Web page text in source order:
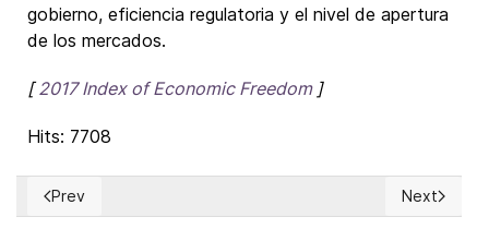
gobierno, eficiencia regulatoria y el nivel de apertura
de los mercados.
[2017 Index of Economic Freedom]
Hits: 7708
Previous article: Will outsourcing and offshoring fade?
Prev Next
Next